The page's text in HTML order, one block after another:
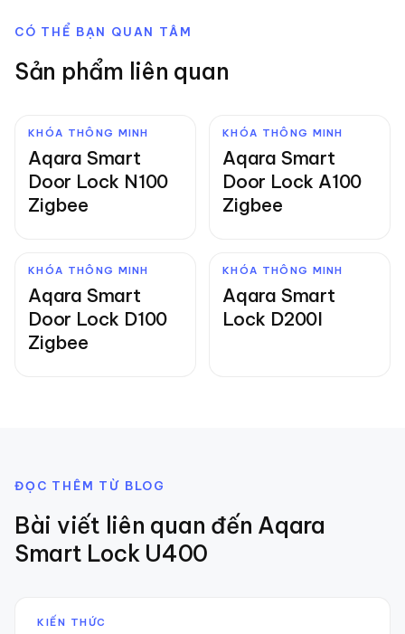
CÓ THỂ BẠN QUAN TÂM
Sản phẩm liên quan
KHÓA THÔNG MINH
Aqara Smart
Door Lock N100
Zigbee
KHÓA THÔNG MINH
Aqara Smart
Door Lock A100
Zigbee
KHÓA THÔNG MINH
Aqara Smart
Door Lock D100
Zigbee
KHÓA THÔNG MINH
Aqara Smart
Lock D200I
ĐỌC THÊM TỪ BLOG
Bài viết liên quan đến Aqara
Smart Lock U400
KIẾN THỨC